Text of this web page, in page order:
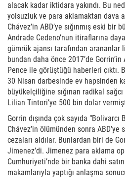
alacak kadar iktidara yakındı. Bu
yolsuzluk ve para aklamaktan dava
Chávez’in ABD’ye sığınmış eski bir
Andrade Cedeno’nun itiraflarına
gümrük ajansı tarafından arananlar
bundan daha önce 2017’de Gorrin’in
Pence ile görüştüğü haberleri çıktı.
30 Nisan darbesinde ev hapsinden
büyükelçiliğine sığınan radikal sağcı
Lilian Tintori’ye 500 bin dolar
Gorrin dışında çok sayıda
Chávez’in ölümünden sonra ABD’ye
cezaları aldılar. Bunlardan biri de
Jimenez’di. Jimenez para aklama
Cumhuriyeti’nde bir banka dahi
makamlarıyla yaptığı anlaşma